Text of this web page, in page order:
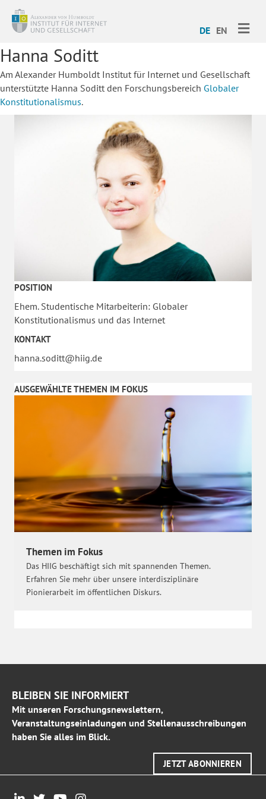
DE EN
Hanna Soditt
Am Alexander Humboldt Institut für Internet und Gesellschaft
unterstützte Hanna Soditt den Forschungsbereich Globaler
Konstitutionalismus.
POSITION
Ehem. Studentische Mitarbeiterin: Globaler
Konstitutionalismus und das Internet
KONTAKT
hanna.soditt@hiig.de
AUSGEWÄHLTE THEMEN IM FOKUS
Themen im Fokus
Das HIIG beschäftigt sich mit spannenden Themen.
Erfahren Sie mehr über unsere interdisziplinäre
Pionierarbeit im öffentlichen Diskurs.
BLEIBEN SIE INFORMIERT
Mit unseren Forschungsnewslettern,
Veranstaltungseinladungen und Stellenausschreibungen
haben Sie alles im Blick.
JETZT ABONNIEREN